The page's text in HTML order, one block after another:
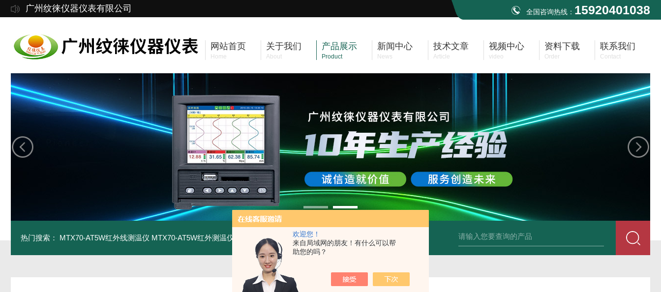
欢迎您！
来自局域网的朋友！有什么可以帮
助您的吗？
广州纹徕仪器仪表有限公司 全国咨询热线： 15920401038
网站首页
Home
关于我们
About
产品展示
Product
新闻中心
News
技术文章
Article
视频中心
video
资料下载
Order
联系我们
Contact
热门搜索： MTX70-AT5W红外线测温仪 MTX70-AT5W红外测温仪MTX70-AT4W MTX70-AT4W红外线测温仪 T80广州纹徕光柱测控仪WK-S803-82-23-2H/2L-P厂家 积算仪DIF-XSR32FC-